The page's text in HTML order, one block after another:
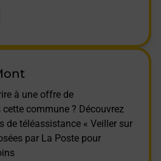
à une offre de
commune ? Découvrez
de téléassistance « Veiller sur
par La Poste pour